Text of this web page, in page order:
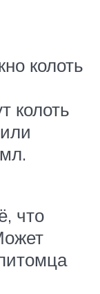
колоть
колоть
что